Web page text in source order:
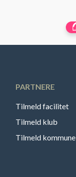
PARTNERE
Tilmeld facilitet
Tilmeld klub
Tilmeld kommune